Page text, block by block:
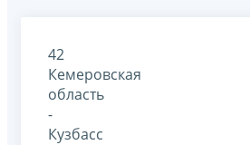
42
Кемеровская
область
-
Кузбасс